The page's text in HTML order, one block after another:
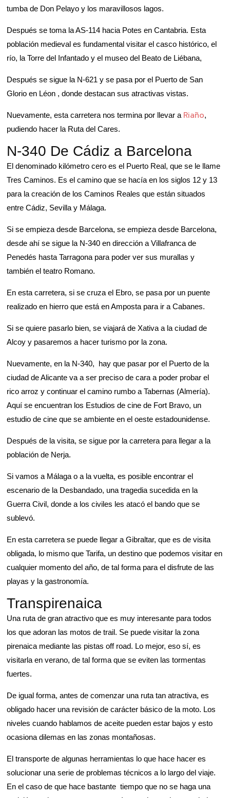
tumba de Don Pelayo y los maravillosos lagos.
Después se toma la AS-114 hacia Potes en Cantabria. Esta
población medieval es fundamental visitar el casco histórico, el
río, la Torre del Infantado y el museo del Beato de Liébana,
Después se sigue la N-621 y se pasa por el Puerto de San
Glorio en Léon , donde destacan sus atractivas vistas.
Nuevamente, esta carretera nos termina por llevar a Riaño,
pudiendo hacer la Ruta del Cares.
N-340 De Cádiz a Barcelona
El denominado kilómetro cero es el Puerto Real, que se le llame
Tres Caminos. Es el camino que se hacía en los siglos 12 y 13
para la creación de los Caminos Reales que están situados
entre Cádiz, Sevilla y Málaga.
Si se empieza desde Barcelona, se empieza desde Barcelona,
desde ahí se sigue la N-340 en dirección a Villafranca de
Penedés hasta Tarragona para poder ver sus murallas y
también el teatro Romano.
En esta carretera, si se cruza el Ebro, se pasa por un puente
realizado en hierro que está en Amposta para ir a Cabanes.
Si se quiere pasarlo bien, se viajará de Xativa a la ciudad de
Alcoy y pasaremos a hacer turismo por la zona.
Nuevamente, en la N-340, hay que pasar por el Puerto de la
ciudad de Alicante va a ser preciso de cara a poder probar el
rico arroz y continuar el camino rumbo a Tabernas (Almería).
Aquí se encuentran los Estudios de cine de Fort Bravo, un
estudio de cine que se ambiente en el oeste estadounidense.
Después de la visita, se sigue por la carretera para llegar a la
población de Nerja.
Si vamos a Málaga o a la vuelta, es posible encontrar el
escenario de la Desbandado, una tragedia sucedida en la
Guerra Civil, donde a los civiles les atacó el bando que se
sublevó.
En esta carretera se puede llegar a Gibraltar, que es de visita
obligada, lo mismo que Tarifa, un destino que podemos visitar en
cualquier momento del año, de tal forma para el disfrute de las
playas y la gastronomía.
Transpirenaica
Una ruta de gran atractivo que es muy interesante para todos
los que adoran las motos de trail. Se puede visitar la zona
pirenaica mediante las pistas off road. Lo mejor, eso sí, es
visitarla en verano, de tal forma que se eviten las tormentas
fuertes.
De igual forma, antes de comenzar una ruta tan atractiva, es
obligado hacer una revisión de carácter básico de la moto. Los
niveles cuando hablamos de aceite pueden estar bajos y esto
ocasiona dilemas en las zonas montañosas.
El transporte de algunas herramientas lo que hace hacer es
solucionar una serie de problemas técnicos a lo largo del viaje.
En el caso de que hace bastante tiempo que no se haga una